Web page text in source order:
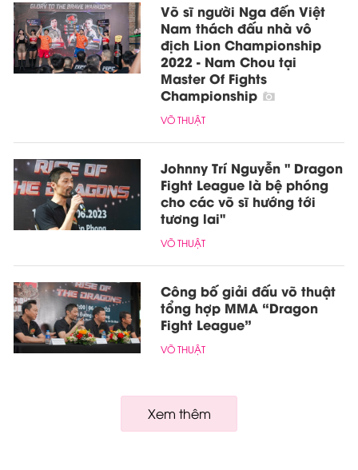
Võ sĩ người Nga đến Việt
Nam thách đấu nhà vô
địch Lion Championship
2022 - Nam Chou tại
Master Of Fights
Championship
VÕ THUẬT
Johnny Trí Nguyễn " Dragon
Fight League là bệ phóng
cho các võ sĩ hướng tới
tương lai"
VÕ THUẬT
Công bố giải đấu võ thuật
tổng hợp MMA “Dragon
Fight League”
VÕ THUẬT
Xem thêm